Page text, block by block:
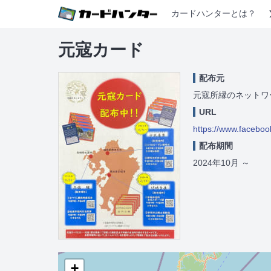
カードハンターとは？
元寇カード
配布元
元寇所縁のネット
URL
https://
配布期間
2024年10月
～
+